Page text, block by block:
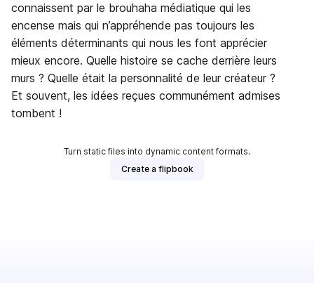
connaissent par le brouhaha médiatique qui les
encense mais qui n’appréhende pas toujours les
éléments déterminants qui nous les font apprécier
mieux encore. Quelle histoire se cache derrière leurs
murs ? Quelle était la personnalité de leur créateur ?
Et souvent, les idées reçues communément admises
tombent !
Turn static files into dynamic content formats.
Create a flipbook